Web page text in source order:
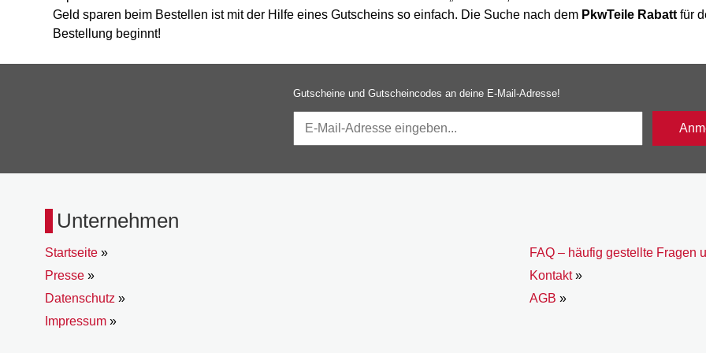
Geld sparen beim Bestellen ist mit der Hilfe eines Gutscheins so einfach. Die Suche nach dem PkwTeile Rabatt für
Bestellung beginnt!
Gutscheine und Gutscheincodes an deine E-Mail-Adresse!
Unternehmen
Startseite » FAQ – häufig gestellte Fragen
Presse » Kontakt»
Datenschutz » AGB »
Impressum »